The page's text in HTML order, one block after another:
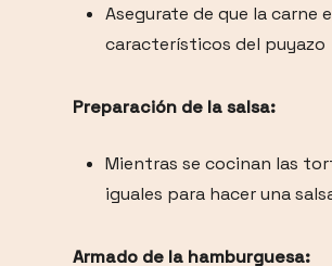
Asegurate de que la carne
característicos del puyazo
Preparación de la salsa:
Mientras se cocinan las
iguales para hacer una
Armado de la hamburguesa: